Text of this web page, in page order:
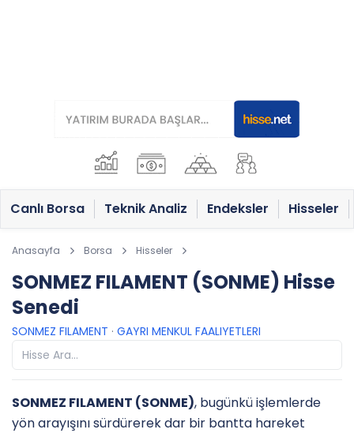
Canlı Borsa Teknik Analiz Endeksler Hisseler
Anasayfa Borsa Hisseler
SONMEZ FILAMENT (SONME) Hisse
Senedi
SONMEZ FILAMENT · GAYRI MENKUL FAALIYETLERI
SONMEZ FILAMENT (SONME), bugünkü işlemlerde
yön arayışını sürdürerek dar bir bantta hareket